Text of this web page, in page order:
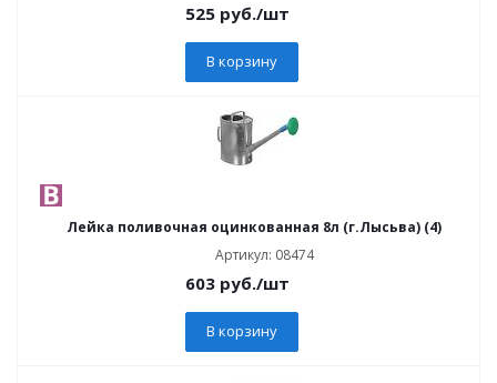
525 руб./шт
В корзину
Лейка поливочная оцинкованная 8л (г.Лысьва) (4)
Артикул: 08474
603 руб./шт
В корзину